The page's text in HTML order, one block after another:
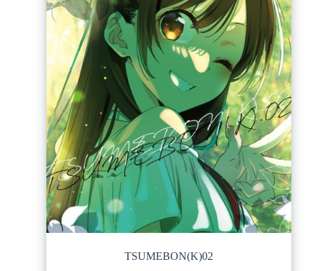
TSUMEBON(K)02